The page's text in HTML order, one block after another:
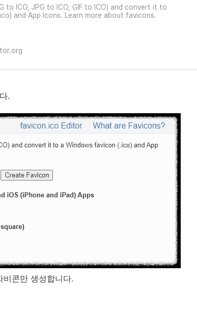
to ICO, JPG to ICO, GIF to ICO) and convert it to
and App Icons. Learn more about favicons.
.
콘만 생성합니다.